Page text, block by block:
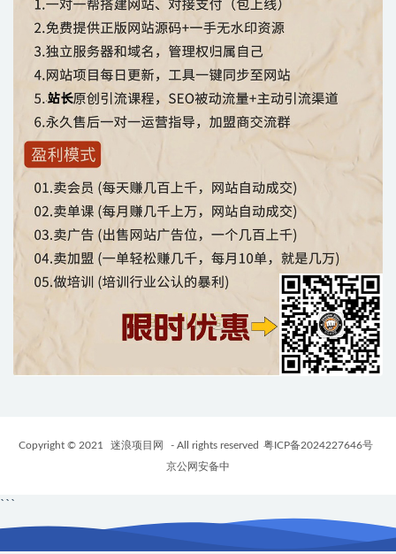
Copyright © 2021 迷浪项目网 - All rights reserved 粤ICP备2024227646号
京公网安备中
```